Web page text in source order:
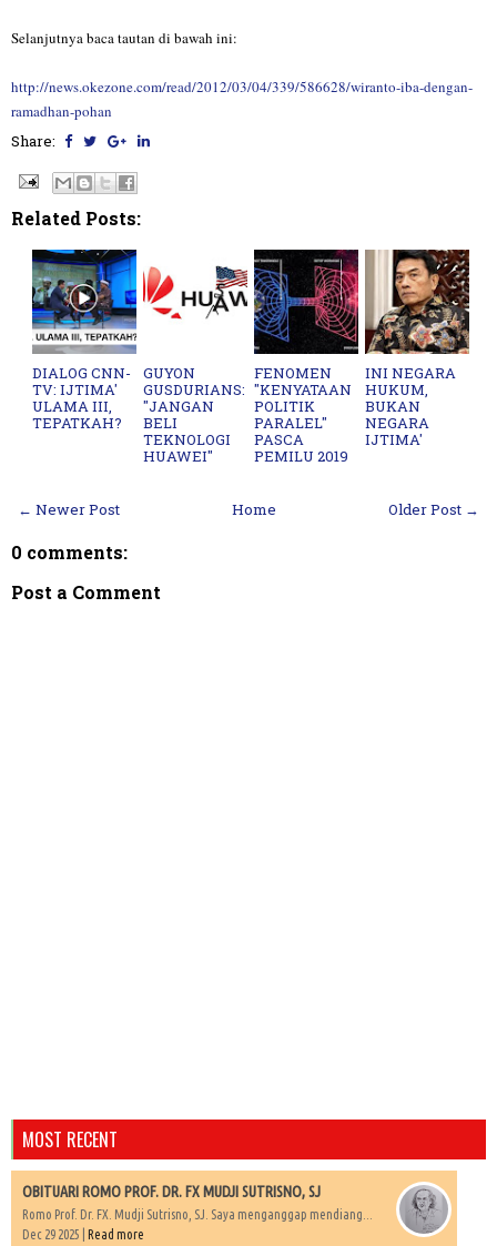
Selanjutnya baca tautan di bawah ini:
http://news.okezone.com/read/2012/03/04/339/586628/wiranto-iba-dengan-
ramadhan-pohan
Share:
Related Posts:
DIALOG CNN-
TV: IJTIMA'
ULAMA III,
TEPATKAH?
GUYON
GUSDURIANS:
"JANGAN
BELI
TEKNOLOGI
HUAWEI"
FENOMEN
"KENYATAAN
POLITIK
PARALEL"
PASCA
PEMILU 2019
INI NEGARA
HUKUM,
BUKAN
NEGARA
IJTIMA'
← Newer Post Older Post →
Home
0 comments:
Post a Comment
MOST RECENT
OBITUARI ROMO PROF. DR. FX MUDJI SUTRISNO, SJ
Romo Prof. Dr. FX. Mudji Sutrisno, SJ. Saya menganggap mendiang...
Dec 29 2025 | Read more